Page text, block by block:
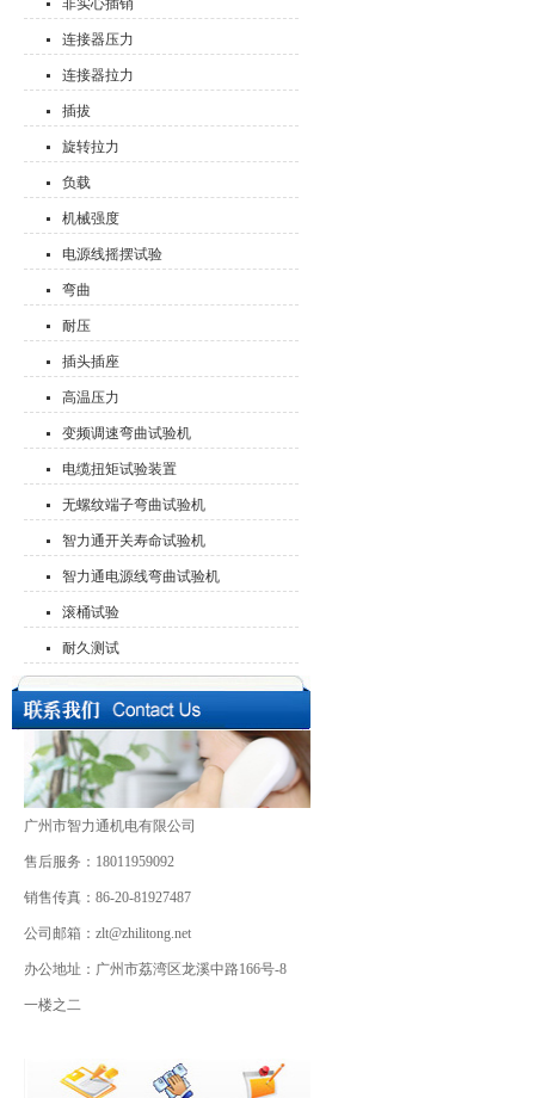
非实心插销
连接器压力
连接器拉力
插拔
旋转拉力
负载
机械强度
电源线摇摆试验
弯曲
耐压
插头插座
高温压力
变频调速弯曲试验机
电缆扭矩试验装置
无螺纹端子弯曲试验机
智力通开关寿命试验机
智力通电源线弯曲试验机
滚桶试验
耐久测试
广州市智力通机电有限公司
售后服务：18011959092
销售传真：86-20-81927487
公司邮箱：zlt@zhilitong.net
办公地址：广州市荔湾区龙溪中路166号-8
一楼之二